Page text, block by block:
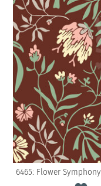
6465: Flower Symphony